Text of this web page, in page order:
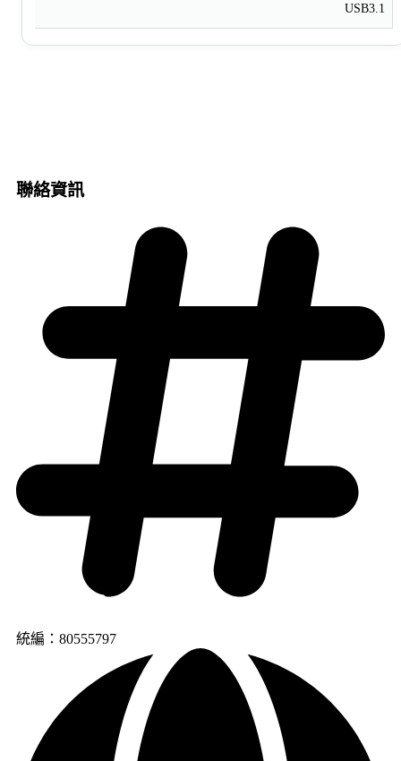
USB3.1
聯絡資訊
統編：80555797